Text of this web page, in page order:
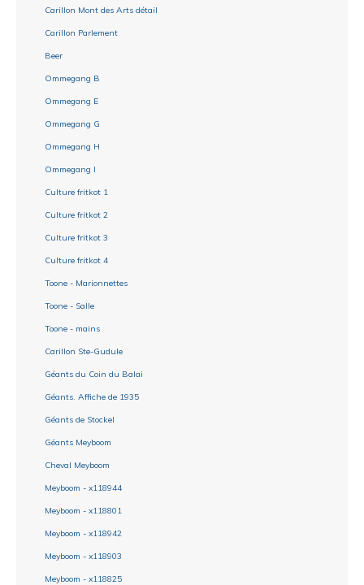
Carillon Mont des Arts détail
Carillon Parlement
Beer
Ommegang B
Ommegang E
Ommegang G
Ommegang H
Ommegang I
Culture fritkot 1
Culture fritkot 2
Culture fritkot 3
Culture fritkot 4
Toone - Marionnettes
Toone - Salle
Toone - mains
Carillon Ste-Gudule
Géants du Coin du Balai
Géants. Affiche de 1935
Géants de Stockel
Géants Meyboom
Cheval Meyboom
Meyboom - x118944
Meyboom - x118801
Meyboom - x118942
Meyboom - x118903
Meyboom - x118825